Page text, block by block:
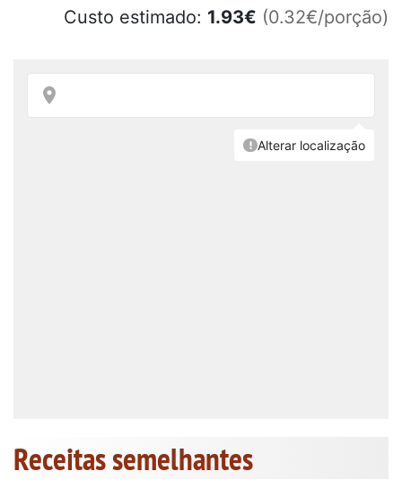
Custo estimado: 1.93€ (0.32€/porção)
Receitas semelhantes